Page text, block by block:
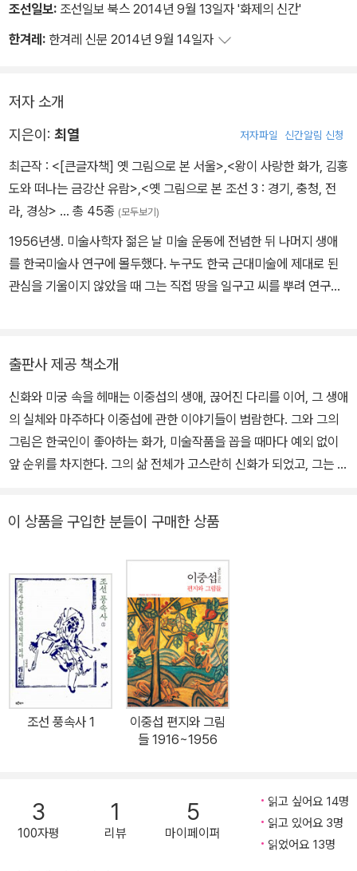
조선일보: 조선일보 북스 2014년 9월 13일자 '화제의 신간'
한겨레: 한겨레 신문 2014년 9월 14일자
저자 소개
지은이: 최열 저자파일 신간알림 신청
최근작 : <[큰글자책] 옛 그림으로 본 서울>,<왕이 사랑한 화가, 김홍
도와 떠나는 금강산 유람>,<옛 그림으로 본 조선 3 : 경기, 충청, 전
라, 경상> … 총 45종 (모두보기)
1956년생. 미술사학자 젊은 날 미술 운동에 전념한 뒤 나머지 생애
를 한국미술사 연구에 몰두했다. 누구도 한국 근대미술에 제대로 된
관심을 기울이지 않았을 때 그는 직접 땅을 일구고 씨를 뿌려 연구의
의 족적을 드러낸다. 그의 책들은 세월이 흐른 뒤에도 한국미술사에
관심 갖는 이들에게 유용한 참고문헌이다. 지난 30여 년 가까이 몰두
해온 한국미술 연구를 집성하여 출간한 『옛 그림으로 본 서울』을 시
작으로 『옛 그림으로 본 제주』를 펴내 조선 실경을 통해 우리 산하를
돌아보는 방대한 여정에 나선 뒤, 독자들의 뜨거운 관심에 힘을 입어
다. ― 그가 펴낸 책은 무수히 많으나 그 가운데 몇 권을 꼽자면 『한국
『한국현대미술의 역사』 , 『미술과 사회』 , 『화전』 , 『김복진:힘의 미
학』 , 『이중섭 평전』 ,『미술사 입문자를 위한 대화』(공저), 『추사 김정
희 평전』 , 『이중섭, 편지화』 등이 있다. ― 그동안 그의 저작들은 대
한민국학술원, 문화예술진흥원, 문화체육관광부 등의 우수도서로 선
정되었고, 한국미술 저작상, 간행물문화대상, 월간미술대상, 정현웅
연구기금 등을 받았다. 가장 최근에는 『옛 그림으로 본 서울』로 제4
회 혜곡 최순우상을 수상했다.
출판사 제공 책소개
신화와 미궁 속을 헤매는 이중섭의 생애, 끊어진 다리를 이어, 그 생애
의 실체와 마주하다 이중섭에 관한 이야기들이 범람한다. 그와 그의
그림은 한국인이 좋아하는 화가, 미술작품을 꼽을 때마다 예외 없이
앞 순위를 차지한다. 그의 삶 전체가 고스란히 신화가 되었고, 그는 천
출된다. 그러나 그의 생애는 끊어진 다리의 연속이다. 그에 관한 온갖
와 뒤의 이야기는 전혀 다른 것투성이다. 거기에 추측과 과장이 보태
져 그의 생애는 미묘하게 어긋난 이야기들로 가득하고 그 때문에 더
욱 더 그의 삶은 미궁 속을 헤맨다. 지금까지 회자되어오는, 이중섭에
관한 숱한 이야기들은 얼마나 그의 실체에 가 닿아 있을까. 신화 속 주
인공이 아닌 한 인간으로서의 이중섭의 삶은 과연 어떤 것일까. 미술
사학자 최열이 쓴 『이중섭 평전』은 바로 그런 물음표에서 출발했다.
우리 미술사에 빠질 수 없는 이름이 된 화가 이중섭을 이대로 허상 속
에 머물게만 할 수 없다는 저자의 의지는 한 인간에 대한 밝혀진 모든
었고, 삶의 고비에 마주할 때마다 겪었을 이중섭의 고뇌를 느낄 수 있
게 되었다. 숱하게 흩어진 수많은 기록과 기록 속에서 발견한, 이중섭
이라는 한 인간의 실체는 다시 원점으로 돌아와 그가 왜 신화의 주인
이 상품을 구입한 분들이 구매한 상품
조선 풍속사 1
이중섭 편지와 그림
들 1916~1956
3
100자평
1
리뷰
5
마이페이퍼
읽고 싶어요 14명
읽고 있어요 3명
읽었어요 13명